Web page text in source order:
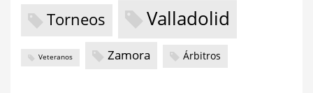
Torneos Valladolid
Veteranos Zamora Árbitros